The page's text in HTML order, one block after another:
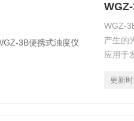
WGZ-
产生的
应用于
量。
更新时